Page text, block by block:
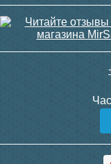
Конвектор
с решеткой
расписание, упр.с
Подробнее